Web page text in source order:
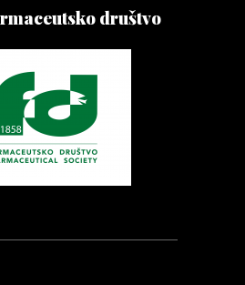
društvo